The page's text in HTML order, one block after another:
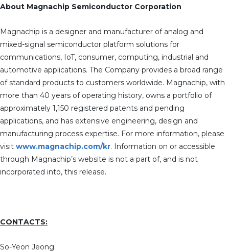
About Magnachip Semiconductor Corporation
Magnachip is a designer and manufacturer of analog and
mixed-signal semiconductor platform solutions for
communications, IoT, consumer, computing, industrial and
automotive applications. The Company provides a broad range
of standard products to customers worldwide. Magnachip, with
more than 40 years of operating history, owns a portfolio of
approximately 1,150 registered patents and pending
applications, and has extensive engineering, design and
manufacturing process expertise. For more information, please
visit www.magnachip.com/kr. Information on or accessible
through Magnachip’s website is not a part of, and is not
incorporated into, this release.
CONTACTS:
So-Yeon Jeong